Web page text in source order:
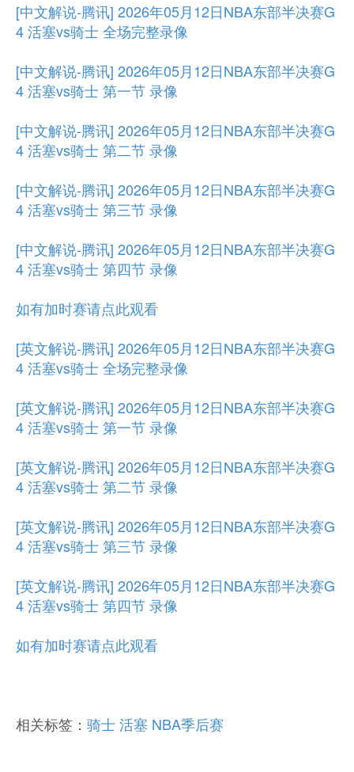
[中文解说-腾讯] 2026年05月12日NBA东部半决赛G
4 活塞vs骑士 全场完整录像
[中文解说-腾讯] 2026年05月12日NBA东部半决赛G
4 活塞vs骑士 第一节 录像
[中文解说-腾讯] 2026年05月12日NBA东部半决赛G
4 活塞vs骑士 第二节 录像
[中文解说-腾讯] 2026年05月12日NBA东部半决赛G
4 活塞vs骑士 第三节 录像
[中文解说-腾讯] 2026年05月12日NBA东部半决赛G
4 活塞vs骑士 第四节 录像
如有加时赛请点此观看
[英文解说-腾讯] 2026年05月12日NBA东部半决赛G
4 活塞vs骑士 全场完整录像
[英文解说-腾讯] 2026年05月12日NBA东部半决赛G
4 活塞vs骑士 第一节 录像
[英文解说-腾讯] 2026年05月12日NBA东部半决赛G
4 活塞vs骑士 第二节 录像
[英文解说-腾讯] 2026年05月12日NBA东部半决赛G
4 活塞vs骑士 第三节 录像
[英文解说-腾讯] 2026年05月12日NBA东部半决赛G
4 活塞vs骑士 第四节 录像
如有加时赛请点此观看
相关标签： 骑士活塞 NBA季后赛